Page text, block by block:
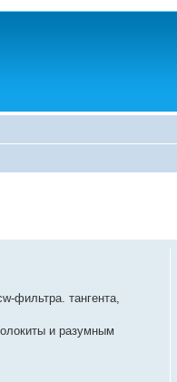
фильтра. тангента,
и разумным